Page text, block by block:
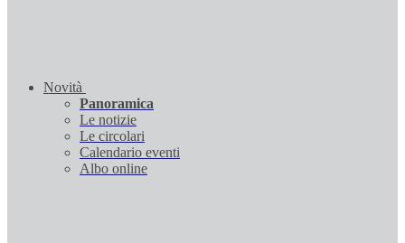
Novità
Panoramica
Le notizie
Le circolari
Calendario eventi
Albo online